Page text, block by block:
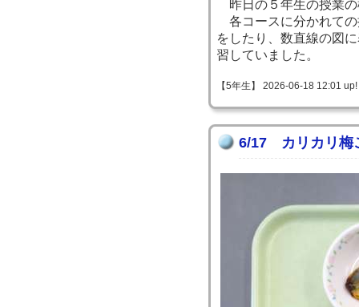
昨日の５年生の授業の
各コースに分かれての
をしたり、数直線の図
習していました。
【5年生】 2026-06-18 12:01 up!
6/17 カリカリ梅